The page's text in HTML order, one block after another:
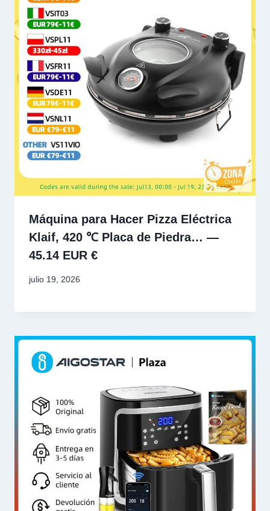
Máquina para Hacer Pizza Eléctrica
Klaif, 420 ℃ Placa de Piedra… —
45.14 EUR €
julio 19, 2026